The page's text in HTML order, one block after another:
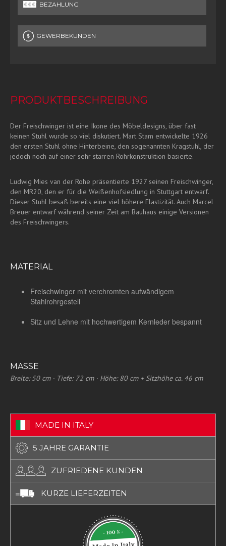
BEZAHLUNG
GEWERBEKUNDEN
PRODUKTBESCHREIBUNG
Der Freischwinger ist eine Ikone des Möbeldesigns, über fast
keinen Stuhl wurde so viel diskutiert. Mart Stam entwickelte 1926
den ersten Stuhl ohne Hinterbeine, den sogenannten Kragstuhl, der
jedoch noch auf einer sehr starren Rohrkonstruktion basierte.
Ludwig Mies van der Rohe präsentierte 1927 seinen Freischwinger,
den MR20, den er für die Weißenhofsiedlung in Stuttgart entwarf.
Dieser Stuhl besaß bereits eine viel höhere Elastizität. Auch Marcel
Breuer entwarf während seiner Zeit am Bauhaus einige Versionen
des Freischwingers.
MATERIAL
Freischwinger mit verchromten aufwändigem
Stahlrohrgestell
Sitz und Lehne mit hochwertigem Kernleder bespannt
MASSE
Breite: 50 cm · Tiefe: 72 cm · Höhe: 80 cm + Sitzhöhe ca. 46 cm
MADE IN ITALY
5 JAHRE GARANTIE
ZUFRIEDENE KUNDEN
KURZE LIEFERZEITEN